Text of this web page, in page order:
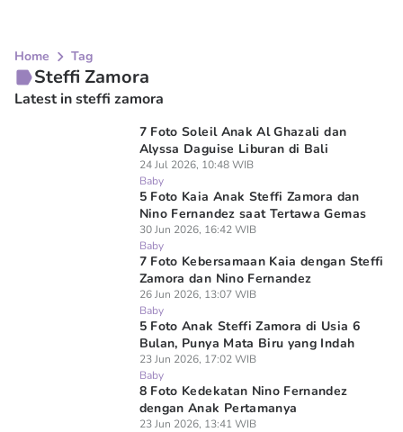
Home Tag
Steffi Zamora
Latest in steffi zamora
7 Foto Soleil Anak Al Ghazali dan
Alyssa Daguise Liburan di Bali
24 Jul 2026, 10:48 WIB
Baby
5 Foto Kaia Anak Steffi Zamora dan
Nino Fernandez saat Tertawa Gemas
30 Jun 2026, 16:42 WIB
Baby
7 Foto Kebersamaan Kaia dengan Steffi
Zamora dan Nino Fernandez
26 Jun 2026, 13:07 WIB
Baby
5 Foto Anak Steffi Zamora di Usia 6
Bulan, Punya Mata Biru yang Indah
23 Jun 2026, 17:02 WIB
Baby
8 Foto Kedekatan Nino Fernandez
dengan Anak Pertamanya
23 Jun 2026, 13:41 WIB